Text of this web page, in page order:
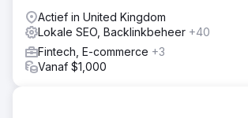
Actief in United Kingdom
Lokale SEO, Backlinkbeheer +40
Fintech, E-commerce +3
Vanaf $1,000